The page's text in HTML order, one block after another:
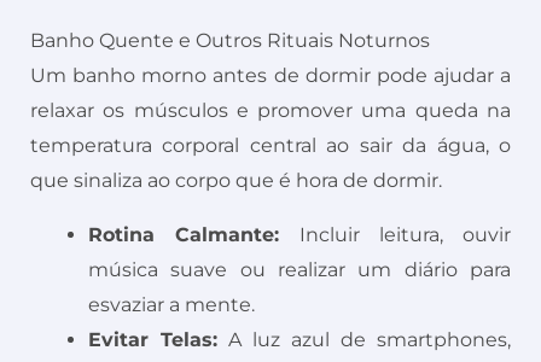
Banho Quente e Outros Rituais Noturnos
Um banho morno antes de dormir pode ajudar a
relaxar os músculos e promover uma queda na
temperatura corporal central ao sair da água, o
que sinaliza ao corpo que é hora de dormir.
Rotina Calmante: Incluir leitura, ouvir
música suave ou realizar um diário para
esvaziar a mente.
Evitar Telas: A luz azul de smartphones,